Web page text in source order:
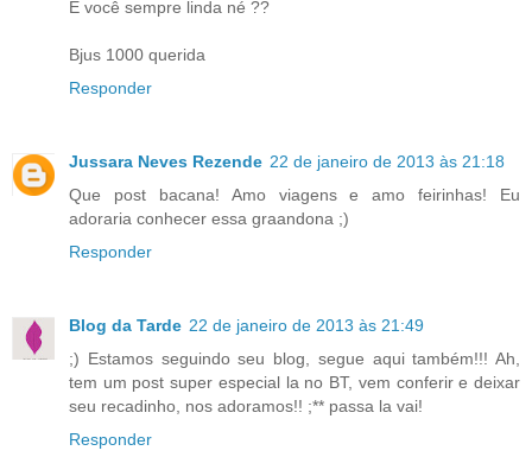
E você sempre linda né ??
Bjus 1000 querida
Responder
Jussara Neves Rezende 22 de janeiro de 2013 às 21:18
Que post bacana! Amo viagens e amo feirinhas! Eu
adoraria conhecer essa graandona ;)
Responder
Blog da Tarde 22 de janeiro de 2013 às 21:49
;) Estamos seguindo seu blog, segue aqui também!!! Ah,
tem um post super especial la no BT, vem conferir e deixar
seu recadinho, nos adoramos!! ;** passa la vai!
Responder